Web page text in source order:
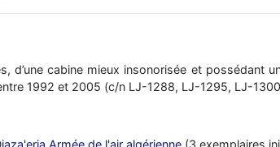
d’une cabine mieux insonorisée et possédant
1992 et 2005 (c/n LJ-1288, LJ-1295, LJ-
Armée de l'air algérienne (3 exemplaires